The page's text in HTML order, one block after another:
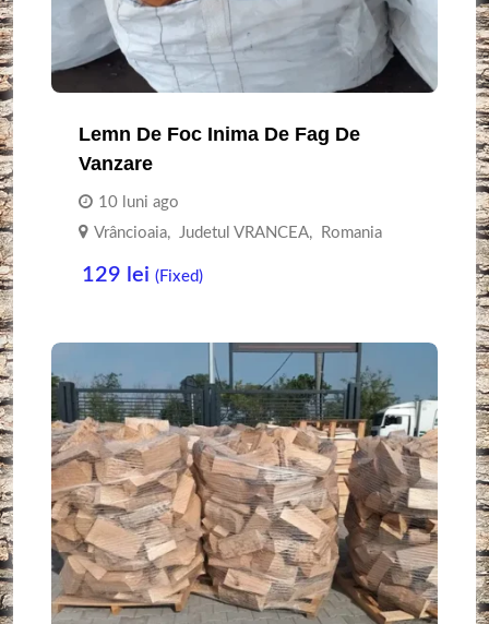
Lemn De Foc Inima De Fag De
Vanzare
10 luni ago
Vrâncioaia, Judetul VRANCEA, Romania
129 lei (Fixed)